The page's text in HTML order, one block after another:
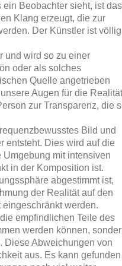
Beobachter sieht, ist
Klang erzeugt, die zur
Der Künstler ist völlig
und wird so zu einer
oder als solches
Quelle angetrieben
Augen für die
zur Transparenz, die
Bild und
entsteht. Dies wird auf die
mit intensiven
in der Komposition ist.
abgestimmt ist,
der Realität auf den
werden.
empfindlichen Teile des
werden können,
Diese Abweichungen von
aus. Es kann gefunden